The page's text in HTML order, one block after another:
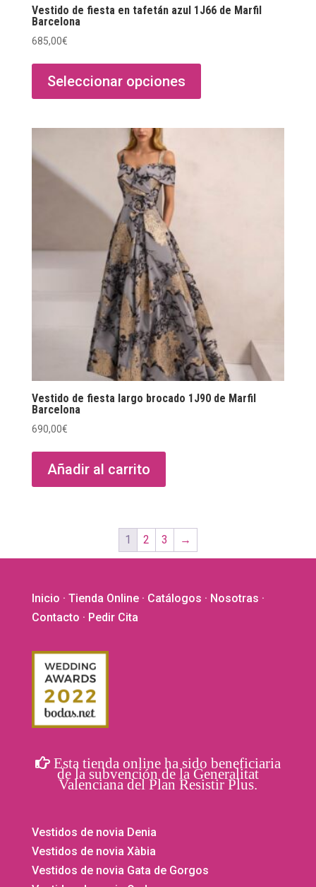
Vestido de fiesta en tafetán azul 1J66 de Marfil
Barcelona
685,00€
Seleccionar opciones
tiene
de
producto
Vestido de fiesta largo brocado 1J90 de Marfil
Barcelona
690,00€
Añadir al carrito
1 2 3 →
Inicio · Tienda Online· Catálogos · Nosotras ·
Contacto · Pedir Cita
Esta tienda online ha sido beneficiaria
de la subvención de la Generalitat
Valenciana del Plan Resistir Plus.
Vestidos de novia Denia
Vestidos de novia Xàbia
Vestidos de novia Gata de Gorgos